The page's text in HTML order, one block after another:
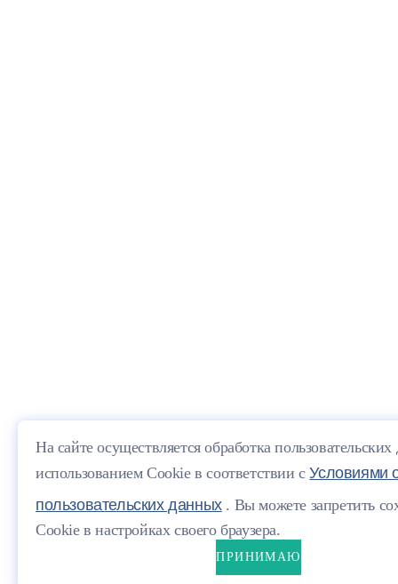
На сайте осуществляется обработка
использованием Cookie в соответствии сУсловиями
пользовательских данных. Вы можете запретить
Cookie в настройках своего браузера.
ПРИНИМАЮ